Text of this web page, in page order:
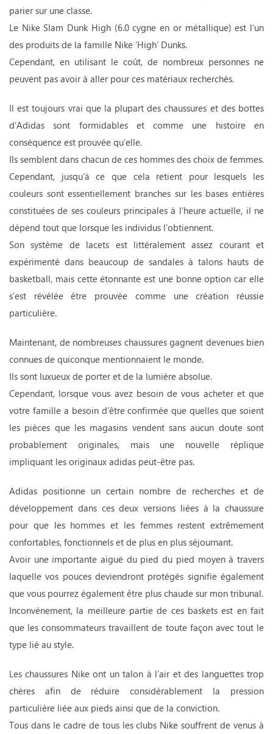
parier sur une classe.
Le Nike Slam Dunk High (6.0 cygne en or métallique) est l’un
des produits de la famille Nike ‘High’ Dunks.
Cependant, en utilisant le coût, de nombreux personnes ne
peuvent pas avoir à aller pour ces matériaux recherchés.
Il est toujours vrai que la plupart des chaussures et des bottes
d’Adidas sont formidables et comme une histoire en
conséquence est prouvée qu’elle.
Ils semblent dans chacun de ces hommes des choix de femmes.
Cependant, jusqu’à ce que cela retient pour lesquels les
couleurs sont essentiellement branches sur les bases entières
constituées de ses couleurs principales à l’heure actuelle, il ne
dépend tout que lorsque les individus l’obtiennent.
Son système de lacets est littéralement assez courant et
expérimenté dans beaucoup de sandales à talons hauts de
basketball, mais cette étonnante est une bonne option car elle
s’est révélée être prouvée comme une création réussie
particulière.
Maintenant, de nombreuses chaussures gagnent devenues bien
connues de quiconque mentionnaient le monde.
Ils sont luxueux de porter et de la lumière absolue.
Cependant, lorsque vous avez besoin de vous acheter et que
votre famille a besoin d’être confirmée que quelles que soient
les pièces que les magasins vendent sans aucun doute sont
probablement originales, mais une nouvelle réplique
impliquant les originaux adidas peut-être pas.
Adidas positionne un certain nombre de recherches et de
développement dans ces deux versions liées à la chaussure
pour que les hommes et les femmes restent extrêmement
confortables, fonctionnels et de plus en plus séjournant.
Avoir une importante aiguë du pied du pied moyen à travers
laquelle vos pouces deviendront protégés signifie également
que vous pourrez également être plus chaude sur mon tribunal.
Inconvénement, la meilleure partie de ces baskets est en fait
que les consommateurs travaillent de toute façon avec tout le
type lié au style.
Les chaussures Nike ont un talon à l’air et des languettes trop
chères afin de réduire considérablement la pression
particulière liée aux pieds ainsi que de la conviction.
Tous dans le cadre de tous les clubs Nike souffrent de venus à